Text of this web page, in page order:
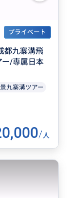
プライベート
都九寨溝飛
ー/専属日本
九寨溝ツアー
/人